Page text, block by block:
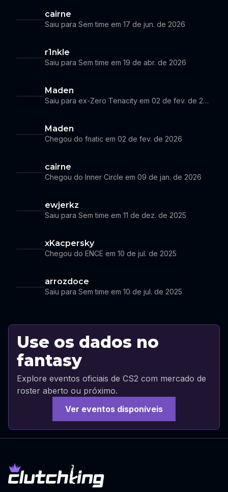
cairne
Saiu para Sem time em 17 de jun. de 2026
r1nkle
Saiu para Sem time em 19 de abr. de 2026
Maden
Saiu para ex-Zero Tenacity em 02 de fev. de 2026
Maden
Chegou do fnatic em 02 de fev. de 2026
cairne
Chegou do Inner Circle em 09 de jan. de 2026
ewjerkz
Saiu para Sem time em 11 de dez. de 2025
xKacpersky
Chegou do ENCE em 10 de jul. de 2025
arrozdoce
Saiu para Sem time em 10 de jul. de 2025
Use os dados no
fantasy
Explore eventos oficiais de CS2 com mercado de
roster aberto ou próximo.
Ver eventos disponíveis